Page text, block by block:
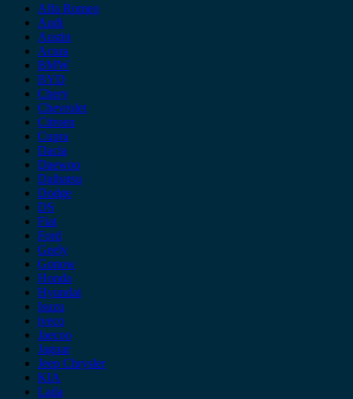
Alfa Romeo
Audi
Austin
Acura
BMW
BYD
Chery
Chevrolet
Citroen
Cupra
Dacia
Daewoo
Daihatsu
Dodge
DS
Fiat
Ford
Geely
Gonow
Honda
Hyundai
Isuzu
iveco
Jaecoo
Jaguar
Jeep Chrysler
KIA
Lada